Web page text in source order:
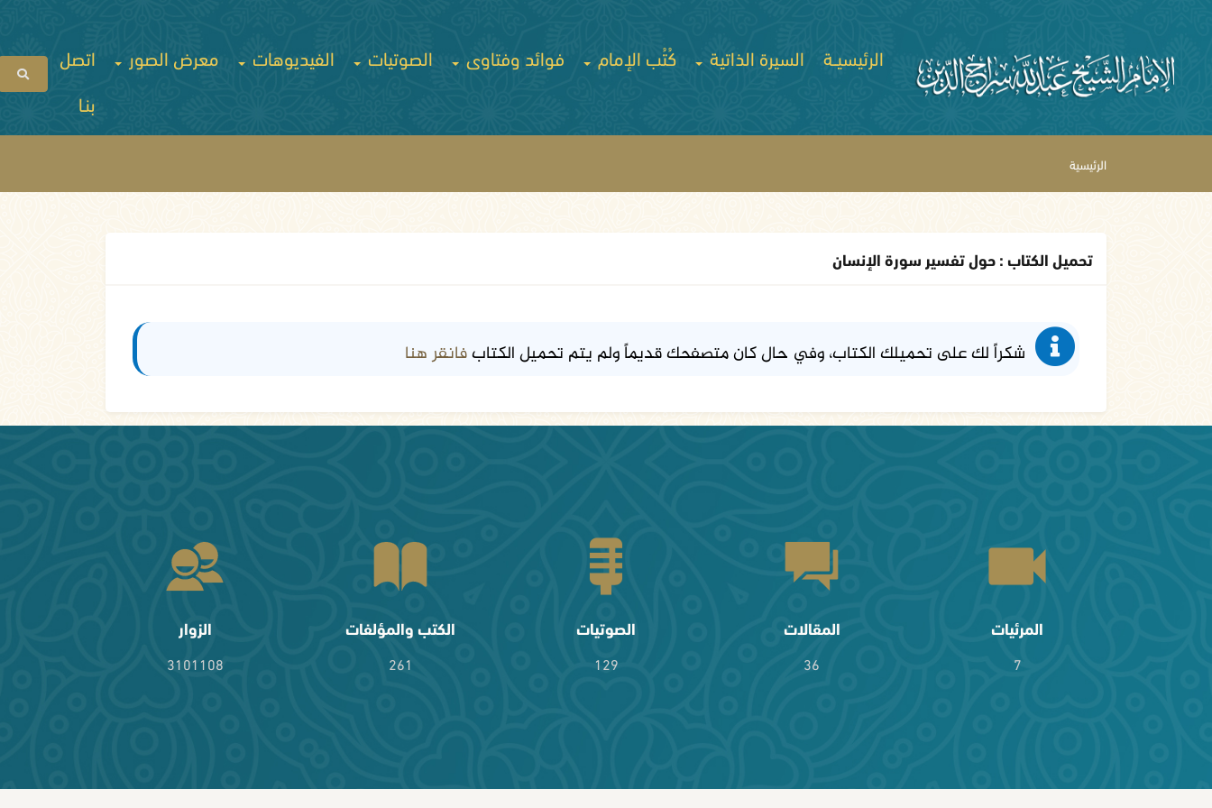
الرئيسيــة السيرة الذاتية كُتُب الإمام فوائد وفتاوى الصوتيات الفيديوهات معرض الصور
اتصل
بنـا
الرئيسية
تحميل الكتاب : حول تفسير سورة الإنسان
شكراً لك على تحميلك الكتاب، وفي حال كان متصفحك قديماً ولم يتم تحميل الكتابفانقر هنا
المرئيات
7
المقالات
36
الصوتيات
129
الكتب والمؤلفات
261
الزوار
3101108